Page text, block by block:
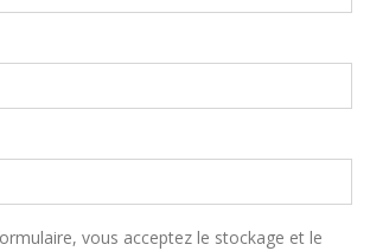
vous acceptez le stockage et le